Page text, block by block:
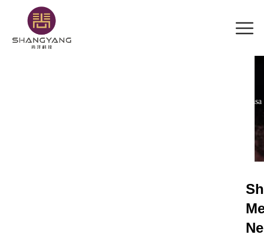
contenuto
Casa